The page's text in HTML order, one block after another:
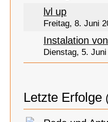
lvl up
Freitag, 8. Juni
Instalation
Dienstag, 5.
Letzte Erfolge